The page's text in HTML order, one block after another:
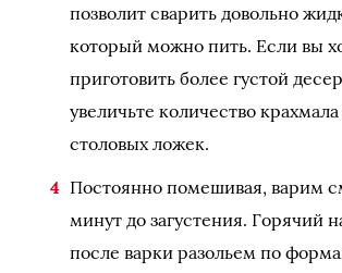
позволит сварить довольно
который можно пить. Если вы
приготовить более густой
увеличьте количество
столовых ложек.
Постоянно помешивая, варим
минут до загустения. Горячий
после варки разольем по